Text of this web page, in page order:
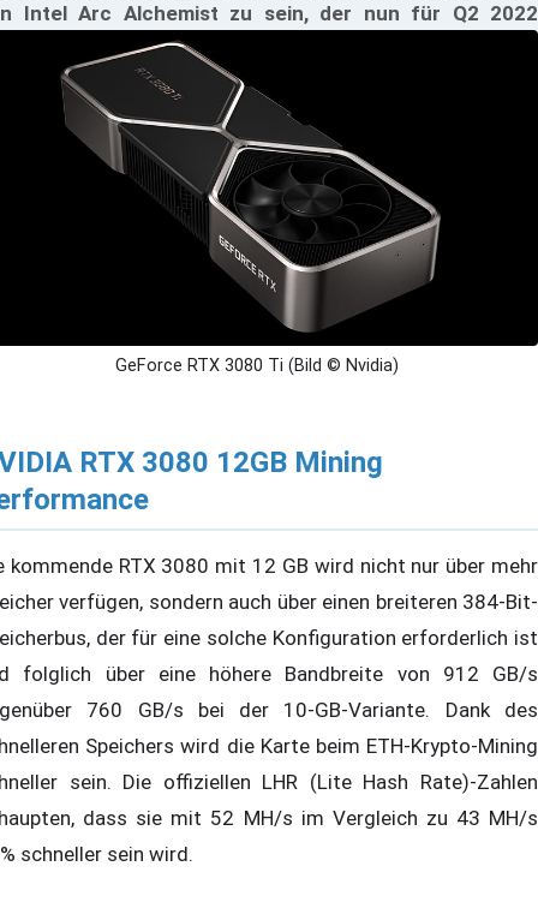
Intel Arc Alchemist zu sein, der nun für Q2 2022
GeForce RTX 3080 Ti (Bild © Nvidia)
RTX 3080 12GB Mining
kommende RTX 3080 mit 12 GB wird nicht nur über mehr
verfügen, sondern auch über einen breiteren 384-Bit-
der für eine solche Konfiguration erforderlich ist
folglich über eine höhere Bandbreite von 912 GB/s
760 GB/s bei der 10-GB-Variante. Dank des
Speichers wird die Karte beim ETH-Krypto-Mining
sein. Die offiziellen LHR (Lite Hash Rate)-Zahlen
dass sie mit 52 MH/s im Vergleich zu 43 MH/s
schneller sein wird.